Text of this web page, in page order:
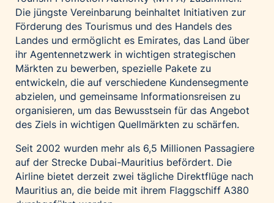
Die jüngste Vereinbarung beinhaltet Initiativen zur
Förderung des Tourismus und des Handels des
Landes und ermöglicht es Emirates, das Land über
ihr Agentennetzwerk in wichtigen strategischen
Märkten zu bewerben, spezielle Pakete zu
entwickeln, die auf verschiedene Kundensegmente
abzielen, und gemeinsame Informationsreisen zu
organisieren, um das Bewusstsein für das Angebot
des Ziels in wichtigen Quellmärkten zu schärfen.
Seit 2002 wurden mehr als 6,5 Millionen Passagiere
auf der Strecke Dubai-Mauritius befördert. Die
Airline bietet derzeit zwei tägliche Direktflüge nach
Mauritius an, die beide mit ihrem Flaggschiff A380